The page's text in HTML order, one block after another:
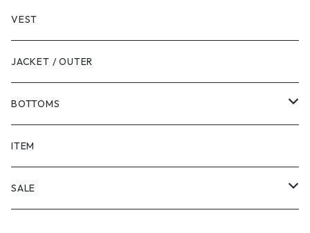
VEST
JACKET / OUTER
BOTTOMS
SHORTS
PANTS
ITEM
SALE